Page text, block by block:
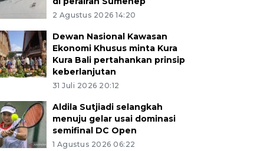
2 Agustus 2026 14:20
Dewan Nasional Kawasan
Ekonomi Khusus minta Kura
Kura Bali pertahankan prinsip
keberlanjutan
31 Juli 2026 20:12
Aldila Sutjiadi selangkah
menuju gelar usai dominasi
semifinal DC Open
1 Agustus 2026 06:22